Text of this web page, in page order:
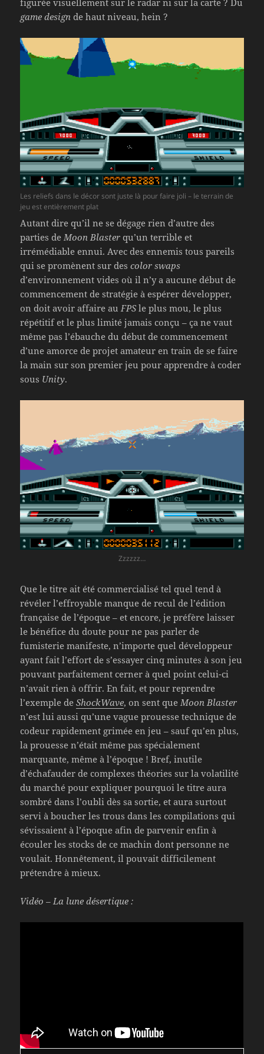
figurée visuellement sur le radar ni sur la carte ? Du
game design de haut niveau, hein ?
Les reliefs dans le décor sont juste là pour faire joli – le terrain de
jeu est entièrement plat
Autant dire qu’il ne se dégage rien d’autre des
parties de Moon Blaster qu’un terrible et
irrémédiable ennui. Avec des ennemis tous pareils
qui se promènent sur descolor swaps
d’environnement vides où il n’y a aucune début de
commencement de stratégie à espérer développer,
on doit avoir affaire au FPSle plus mou, le plus
répétitif et le plus limité jamais conçu – ça ne vaut
même pas l’ébauche du début de commencement
d’une amorce de projet amateur en train de se faire
la main sur son premier jeu pour apprendre à coder
sous Unity.
Zzzzzz…
Que le titre ait été commercialisé tel quel tend à
révéler l’effroyable manque de recul de l’édition
française de l’époque – et encore, je préfère laisser
le bénéfice du doute pour ne pas parler de
fumisterie manifeste, n’importe quel développeur
ayant fait l’effort de s’essayer cinq minutes à son jeu
pouvant parfaitement cerner à quel point celui-ci
n’avait rien à offrir. En fait, et pour reprendre
l’exemple deShockWave, on sent que Moon Blaster
n’est lui aussi qu’une vague prouesse technique de
codeur rapidement grimée en jeu – sauf qu’en plus,
la prouesse n’était même pas spécialement
marquante, même à l’époque ! Bref, inutile
d’échafauder de complexes théories sur la volatilité
du marché pour expliquer pourquoi le titre aura
sombré dans l’oubli dès sa sortie, et aura surtout
servi à boucher les trous dans les compilations qui
sévissaient à l’époque afin de parvenir enfin à
écouler les stocks de ce machin dont personne ne
voulait. Honnêtement, il pouvait difficilement
prétendre à mieux.
Vidéo – La lune désertique :